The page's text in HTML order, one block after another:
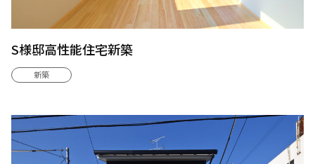
S様邸高性能住宅新築
新築